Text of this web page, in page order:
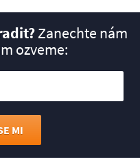
Zanechte nám
ozveme: